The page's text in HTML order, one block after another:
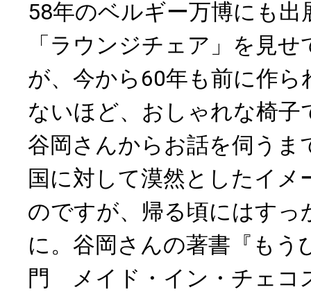
58年のベルギー万博にも
「ラウンジチェア」を見
が、今から60年も前に作
ないほど、おしゃれな椅子
谷岡さんからお話を伺うま
国に対して漠然としたイメ
のですが、帰る頃にはすっ
に。谷岡さんの著書『もう
門 メイド・イン・チェコ